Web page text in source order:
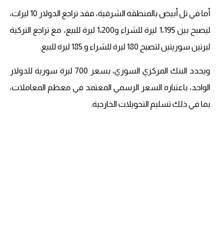
أما في تل أبيض بالمنطقة الشرقية، فقد تراجع الدولار 10 ليرات،
ليصبح بين 1،195 ليرة للشراء و1،200 ليرة للبيع، مع تراجع التركية
ليرتين سوريتين لتصبح 180 ليرة للشراء و 185 ليرة للبيع.
ويحدد البنك المركزي السوري، بسعر 700 ليرة سورية للدولار
الواحد، باعتباره السعر الرسمي المعتمد في معظم المعاملات،
بما في ذلك تسليم التحويلات الخارجية.